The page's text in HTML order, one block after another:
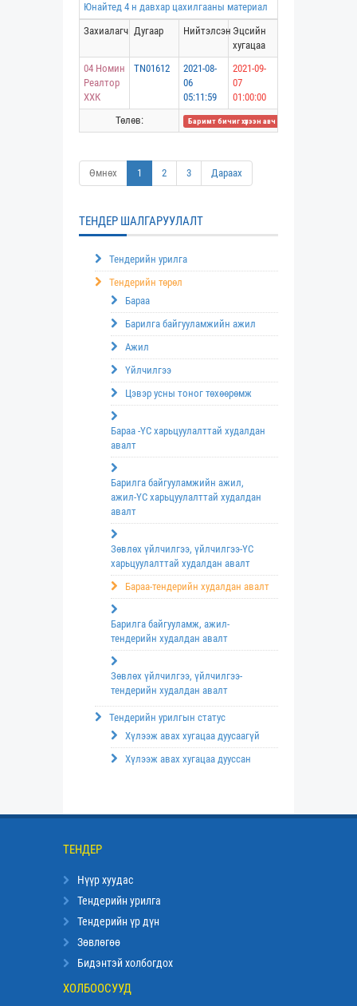
Юнайтед 4 н давхар цахилгааны материал
Захиалагч Дугаар Нийтэлсэн Эцсийн
хугацаа
04 Номин
Реалтор
ХХК
TN01612
2021-08-
06
05:11:59
2021-09-
07
01:00:00
Төлөв:
Баримт бичиг хүлээн авч дууссан
Өмнөх 1 2 3 Дараах
ТЕНДЕР ШАЛГАРУУЛАЛТ
Тендерийн урилга
Тендерийн төрөл
Бараа
Барилга байгууламжийн ажил
Ажил
Үйлчилгээ
Цэвэр усны тоног төхөөрөмж
Бараа -ҮС харьцуулалттай худалдан
авалт
Барилга байгууламжийн ажил,
ажил-ҮС харьцуулалттай худалдан
авалт
Зөвлөх үйлчилгээ, үйлчилгээ-ҮС
харьцуулалттай худалдан авалт
Бараа-тендерийн худалдан авалт
Барилга байгууламж, ажил-
тендерийн худалдан авалт
Зөвлөх үйлчилгээ, үйлчилгээ-
тендерийн худалдан авалт
Тендерийн урилгын статус
Хүлээж авах хугацаа дуусаагүй
Хүлээж авах хугацаа дууссан
ТЕНДЕР
Нүүр хуудас
Тендерийн урилга
Тендерийн үр дүн
Зөвлөгөө
Бидэнтэй холбогдох
ХОЛБООСУУД